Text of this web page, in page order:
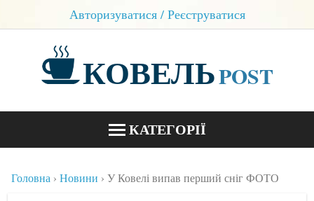
Авторизуватися / Реєструватися
КОВЕЛЬPOST
КАТЕГОРІЇ
Головна Новини У Ковелі випав перший сніг ФОТО